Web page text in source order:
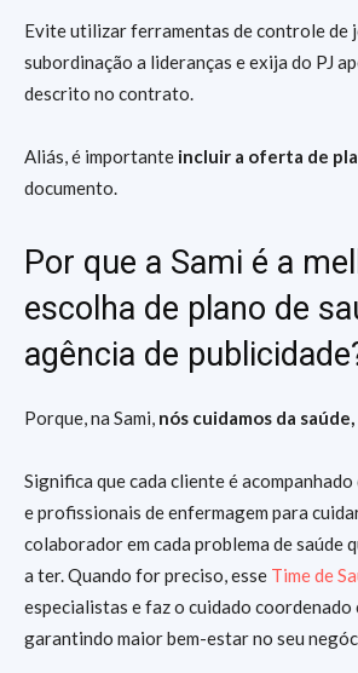
Evite utilizar ferramentas de controle de
subordinação a lideranças e exija do PJ
descrito no contrato.
Aliás, é importante incluir a oferta de
documento.
Por que a Sami é a
escolha de plano de
agência de
Porque, na Sami, nós cuidamos da
Significa que cada cliente é
e profissionais de enfermagem para
colaborador em cada problema de saúde
a ter. Quando for preciso, esse Time de
especialistas e faz o cuidado coordenado
garantindo maior bem-estar no seu